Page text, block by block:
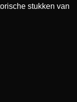
stukken van